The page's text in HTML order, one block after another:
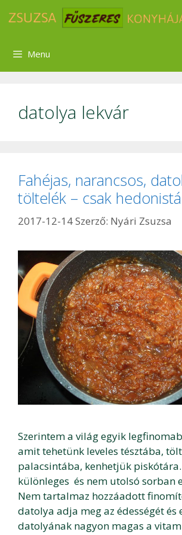
Menu
datolya lekvár
Fahéjas, narancsos,
töltelék – csak
2017-12-14Szerző: Nyári Zsuzsa
Szerintem a világ egyik
amit tehetünk leveles tésztába,
palacsintába, kenhetjük
különleges és nem utolsó sorban
Nem tartalmaz hozzáadott
datolya adja meg az édességét és
datolyának nagyon magas a